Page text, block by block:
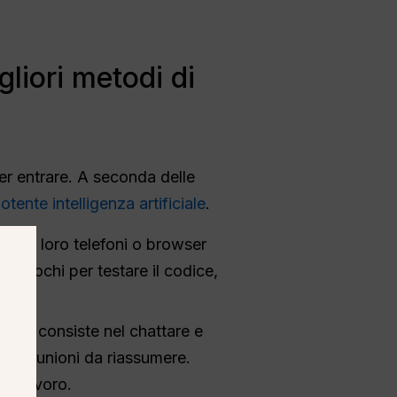
metodi di
entrare. A seconda delle
intelligenza artificiale.
sui loro telefoni o browser
giochi per testare il codice,
consiste nel chattare e
riunioni da riassumere.
il lavoro.